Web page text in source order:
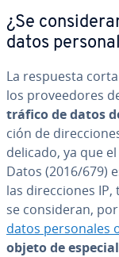
¿Se
datos
La respuesta
los pro­vee­do­res
tráfico de datos
ción de
delicado, ya que
Datos (2016/679)
las di­re­c­cio­nes
se co­n­si­de­ran,
datos pe­r­so­na­les
objeto de